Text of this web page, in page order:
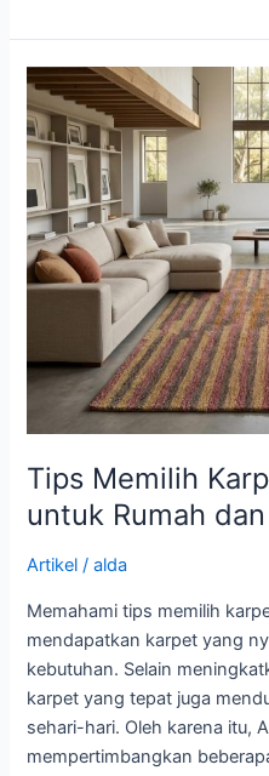
Tips Memilih
untuk Rumah
Artikel /alda
Memahami tips memilih
mendapatkan karpet yang
kebutuhan. Selain
karpet yang tepat juga
sehari-hari. Oleh karena itu,
mempertimbangkan
Tips
Memilih
Karpet
yang
Tepat
untuk
Rumah
dan